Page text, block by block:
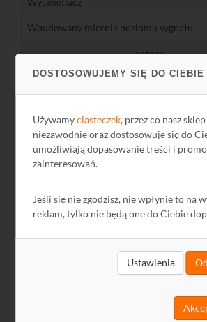
DOSTOSOWUJEMY SIĘ DO CIEBIE
Używamyciasteczek, przez co nasz sklep
niezawodnie oraz dostosowuje się do
umożliwiają dopasowanie treści i
zainteresowań.
Jeśli się nie zgodzisz, nie wpłynie to na
reklam, tylko nie będą one do Ciebie
Ustawienia
Wbudowany miernik poziomu sygnału
Złącza antenowe
antena
zewnętrzna
antena
Właściwości sprzętowe
Zasilanie
Certyfikaty
Wymiary mm